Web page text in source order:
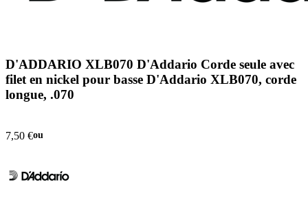
D'ADDARIO XLB070 D'Addario Corde seule avec
filet en nickel pour basse D'Addario XLB070, corde
longue, .070
7,50 €ou